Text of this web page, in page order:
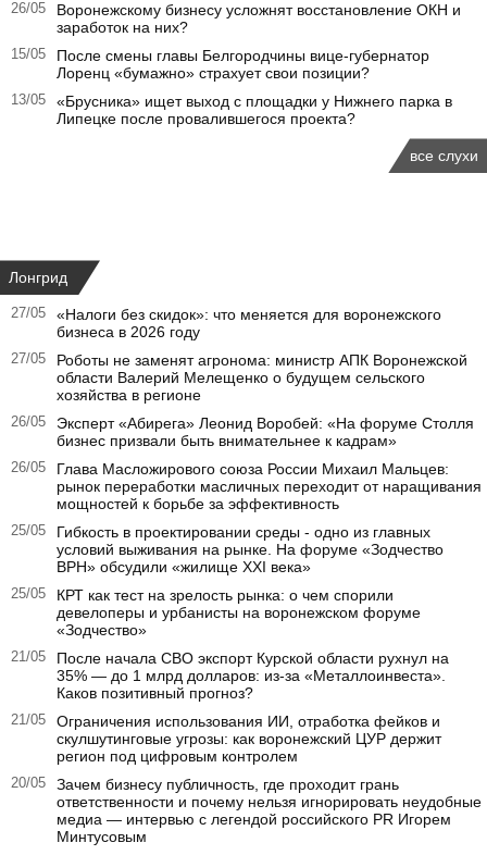
26/05
Воронежскому бизнесу усложнят восстановление ОКН и
заработок на них?
15/05
После смены главы Белгородчины вице-губернатор
Лоренц «бумажно» страхует свои позиции?
13/05
«Брусника» ищет выход с площадки у Нижнего парка в
Липецке после провалившегося проекта?
все слухи
Лонгрид
27/05
«Налоги без скидок»: что меняется для воронежского
бизнеса в 2026 году
27/05
Роботы не заменят агронома: министр АПК Воронежской
области Валерий Мелещенко о будущем сельского
хозяйства в регионе
26/05
Эксперт «Абирега» Леонид Воробей: «На форуме Столля
бизнес призвали быть внимательнее к кадрам»
26/05
Глава Масложирового союза России Михаил Мальцев:
рынок переработки масличных переходит от наращивания
мощностей к борьбе за эффективность
25/05
Гибкость в проектировании среды - одно из главных
условий выживания на рынке. На форуме «Зодчество
ВРН» обсудили «жилище XXI века»
25/05
КРТ как тест на зрелость рынка: о чем спорили
девелоперы и урбанисты на воронежском форуме
«Зодчество»
21/05
После начала СВО экспорт Курской области рухнул на
35% — до 1 млрд долларов: из-за «Металлоинвеста».
Каков позитивный прогноз?
21/05
Ограничения использования ИИ, отработка фейков и
скулшутинговые угрозы: как воронежский ЦУР держит
регион под цифровым контролем
20/05
Зачем бизнесу публичность, где проходит грань
ответственности и почему нельзя игнорировать неудобные
медиа — интервью с легендой российского PR Игорем
Минтусовым